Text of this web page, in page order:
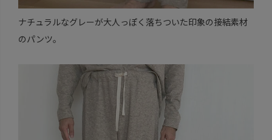
ナチュラルなグレーが大人っぽく落ちついた印象の接結素材
のパンツ。